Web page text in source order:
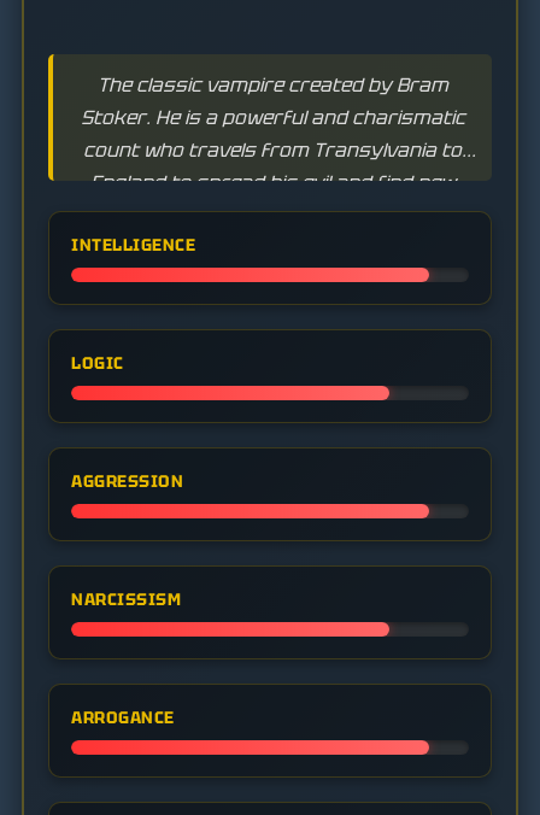
The classic vampire created by Bram
Stoker. He is a powerful and charismatic
count who travels from Transylvania to
England to spread his evil and find new
victims. He embodies the horror and
seduction of the dark world.
INTELLIGENCE
LOGIC
AGGRESSION
NARCISSISM
ARROGANCE